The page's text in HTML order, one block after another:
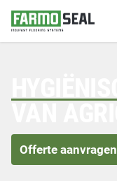
Rundveehouderij
Vraag een offerte aan
Offerte aanvragen